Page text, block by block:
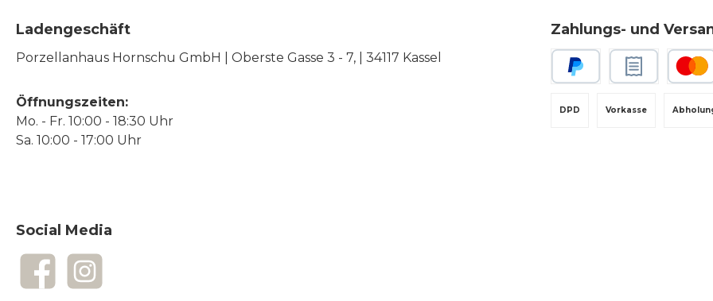
Ladengeschäft
Porzellanhaus Hornschu GmbH | Oberste Gasse 3 - 7, | 34117 Kassel
Öffnungszeiten:
Mo. - Fr. 10:00 - 18:30 Uhr
Sa. 10:00 - 17:00 Uhr
Zahlungs- und
Vorkasse
DPD
Social Media
FacebookInstagram